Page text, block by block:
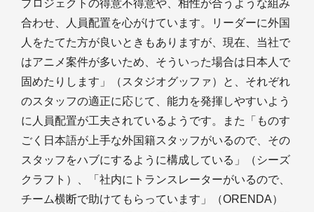
プロジェクトの得意不得意や、相性が合うような組み
合わせ、人員配置を心がけています。リーダーに外国
人をたてた方が良いときもありますが、現在、当社で
はアニメ案件が多いため、そういった場合は日本人で
固めたりします」（スタジオグッファ）と、それぞれ
のスタッフの適正に応じて、能力を発揮しやすいよう
に人員配置が工夫されているようです。また「ものす
ごく日本語が上手な外国籍スタッフがいるので、その
スタッフをハブにするように構成している」（シーズ
クラフト）、「社内にトランスレーターがいるので、
チーム横断で助けてもらっています」（ORENDA）